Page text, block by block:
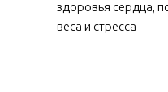
здоровья сердца,
веса и стресса